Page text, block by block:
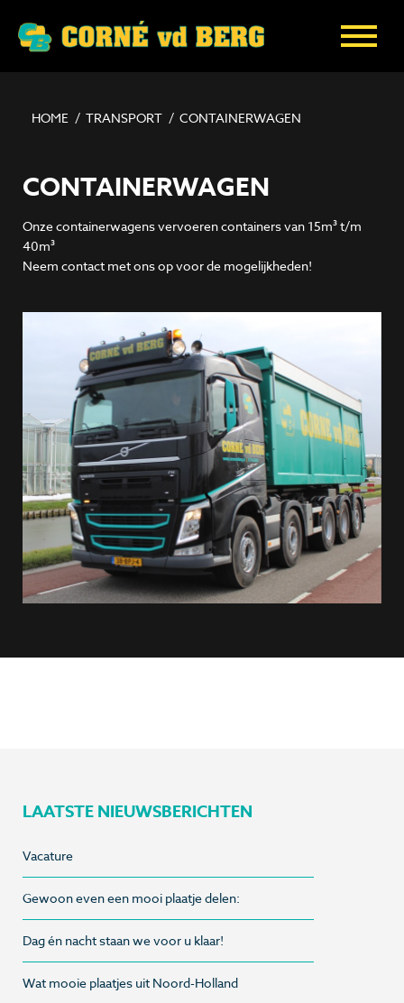
HOME / TRANSPORT / CONTAINERWAGEN
CONTAINERWAGEN
Onze containerwagens vervoeren containers van 15m³ t/m
40m³
Neem contact met ons op voor de mogelijkheden!
LAATSTE NIEUWSBERICHTEN
Vacature
Gewoon even een mooi plaatje delen:
Dag én nacht staan we voor u klaar!
Wat mooie plaatjes uit Noord-Holland